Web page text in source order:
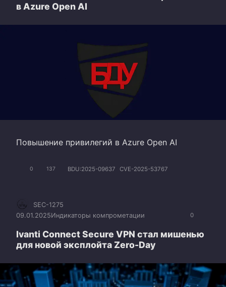
в Azure Open AI
Повышение привилегий в Azure Open AI
0 137 BDU:2025-09637 CVE-2025-53767
0
SEC-1275
09.01.2025Индикаторы компрометации
Ivanti Connect Secure VPN стал мишенью
для новой эксплойта Zero-Day